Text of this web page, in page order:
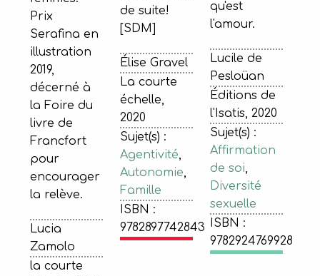
Prix
Serafina en
illustration
2019,
décerné à
la Foire du
livre de
Francfort
pour
encourager
la relève.
Lucia
Zamolo
la courte
de suite!
[SDM]
Élise Gravel
La courte
échelle,
2020
Sujet(s) :
Agentivité,
Autonomie,
Famille
ISBN :
9782897742843
qu'est
l'amour.
Lucile de
Pesloüan
Éditions de
l'Isatis, 2020
Sujet(s) :
Affirmation
de soi,
Diversité
sexuelle
ISBN :
9782924769928